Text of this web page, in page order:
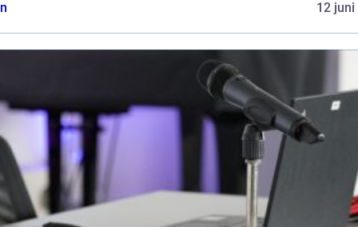
12 juni